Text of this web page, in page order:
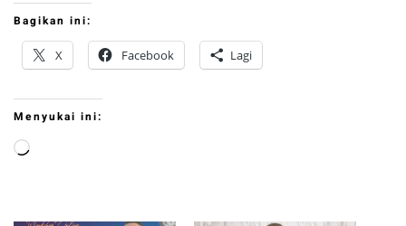
Bagikan ini:
X Facebook Lagi
Menyukai ini: